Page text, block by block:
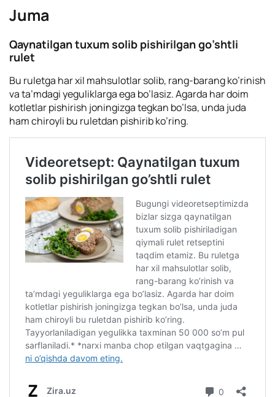
Juma
Qaynatilgan tuxum solib pishirilgan go’shtli
rulet
Bu ruletga har xil mahsulotlar solib, rang-barang ko’rinish
va ta’mdagi yeguliklarga ega bo’lasiz. Agarda har doim
kotletlar pishirish joningizga tegkan bo’lsa, unda juda
ham chiroyli bu ruletdan pishirib ko’ring.